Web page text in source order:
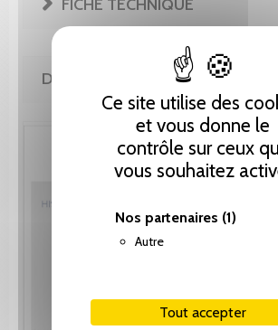
Ce site utilise des
et vous donne le
contrôle sur ceux
vous souhaitez
Nos partenaires (1)
Autre
Tout accepter
FICHE TECHNIQUE
DE MÊME AUTEUR(E)